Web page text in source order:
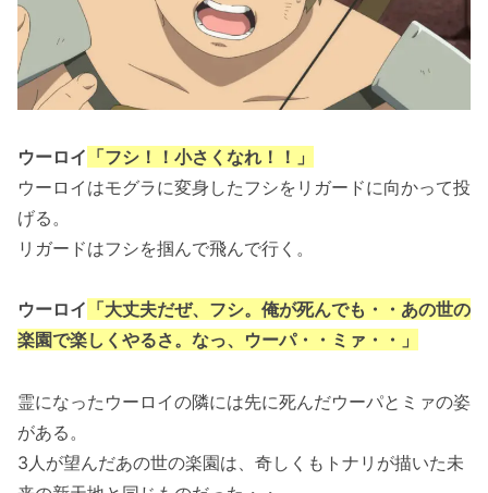
ウーロイ 「フシ！！小さくなれ！！」
ウーロイはモグラに変身したフシをリガードに向かって投
げる。
リガードはフシを掴んで飛んで行く。
ウーロイ 「大丈夫だぜ、フシ。俺が死んでも・・あの世の
楽園で楽しくやるさ。なっ、ウーパ・・ミァ・・」
霊になったウーロイの隣には先に死んだウーパとミァの姿
がある。
3人が望んだあの世の楽園は、奇しくもトナリが描いた未